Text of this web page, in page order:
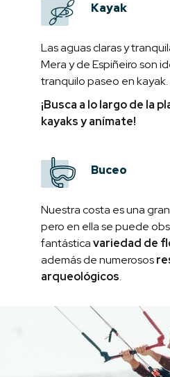
Kayak
Las aguas claras y
Mera y de Espiñeiro son
tranquilo paseo en kayak.
¡Busca a lo largo de la
kayaks y anímate!
Buceo
Nuestra costa es una
pero en ella se puede
fantásticavariedad de
además de numerosos
arqueológicos.